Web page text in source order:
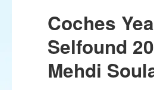
Coches
Selfound
Mehdi